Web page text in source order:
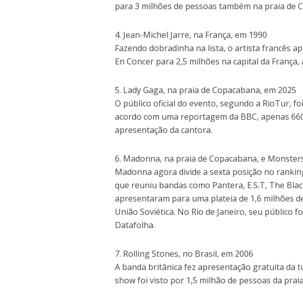
para 3 milhões de pessoas também na praia de
4. Jean-Michel Jarre, na França, em 1990
Fazendo dobradinha na lista, o artista francês
En Concer para 2,5 milhões na capital da
5. Lady Gaga, na praia de Copacabana, em 2025
O público oficial do evento, segundo a RioTur,
acordo com uma reportagem da BBC, apenas
apresentação da cantora.
6. Madonna, na praia de Copacabana, e
Madonna agora divide a sexta posição no
que reuniu bandas como Pantera, E.S.T, The
apresentaram para uma plateia de 1,6 milhões
União Soviética. No Rio de Janeiro, seu público
Datafolha.
7. Rolling Stones, no Brasil, em 2006
A banda britânica fez apresentação gratuita da
show foi visto por 1,5 milhão de pessoas da